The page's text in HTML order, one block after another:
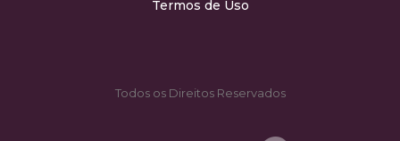
Termos de Uso
Todos os Direitos Reservados